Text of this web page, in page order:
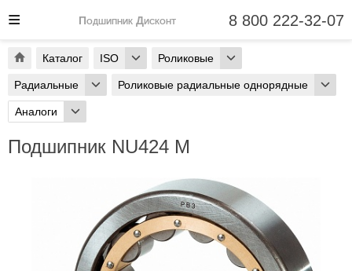
Каталог ISO Роликовые
Радиальные Роликовые радиальные однорядные
Аналоги
Подшипник NU424 M
Подшипник Дисконт 8 800 222-32-07